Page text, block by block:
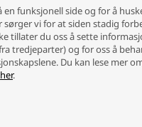
funksjonell side og for å
vi for at siden stadig
tillater du oss å sette
tredjeparter) og for oss å
Du kan lese mer
her.
Fjernlager 2-4 dagers levering
- +